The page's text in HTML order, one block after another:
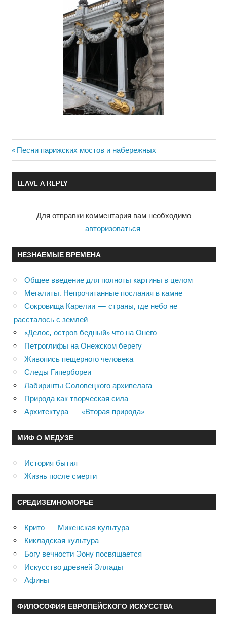
Навигация
по
Previous
Post:
Песни парижских мостов и набережных
LEAVE A REPLY
Для отправки комментария вам необходимо
авторизоваться
НЕЗНАЕМЫЕ ВРЕМЕНА
Общее введение для полноты картины в целом
Мегалиты: Непрочитанные послания в камне
Сокровища Карелии — страны, где небо не
рассталось с землей
«Делос, остров бедный» что на Онего…
Петроглифы на Онежском берегу
Живопись пещерного человека
Следы Гипербореи
Лабиринты Соловецкого архипелага
Природа как творческая сила
Архитектура — «Вторая природа»
МИФ О МЕДУЗЕ
История бытия
Жизнь после смерти
СРЕДИЗЕМНОМОРЬЕ
Крито — Микенская культура
Кикладская культура
Богу вечности Эону посвящается
Искусство древней Эллады
Афины
ФИЛОСОФИЯ ЕВРОПЕЙСКОГО ИСКУССТВА